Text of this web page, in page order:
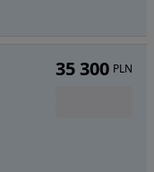
35 300 PLN